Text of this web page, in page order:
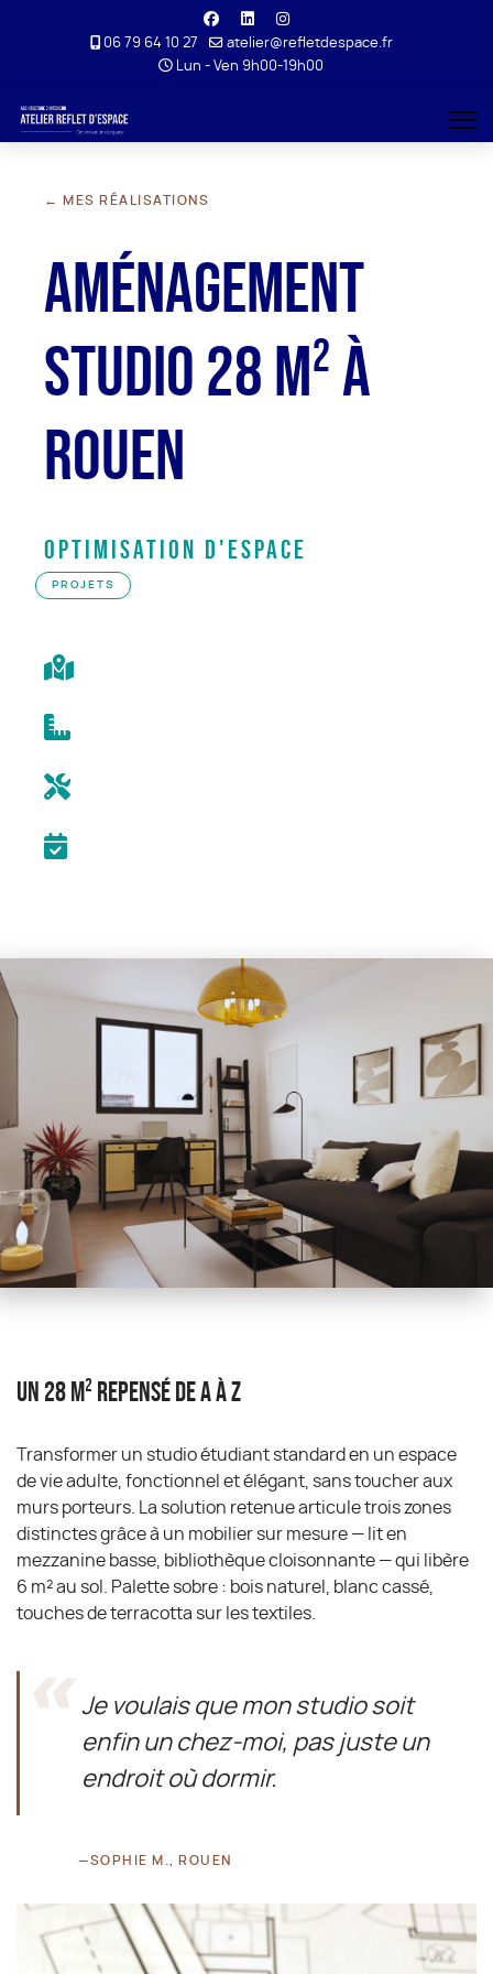
06 79 64 10 27
atelier@refletdespace.fr
Lun - Ven 9h00-19h00
← MES RÉALISATIONS
Aménagement
studio 28 m² à
Rouen
Optimisation d'espace
PROJETS
Un 28 m² repensé de A à Z
Transformer un studio étudiant standard en un espace
de vie adulte, fonctionnel et élégant, sans toucher aux
murs porteurs. La solution retenue articule trois zones
distinctes grâce à un mobilier sur mesure — lit en
mezzanine basse, bibliothèque cloisonnante — qui libère
6 m² au sol. Palette sobre : bois naturel, blanc cassé,
touches de terracotta sur les textiles.
Je voulais que mon studio soit
enfin un chez-moi, pas juste un
endroit où dormir.
SOPHIE M., ROUEN